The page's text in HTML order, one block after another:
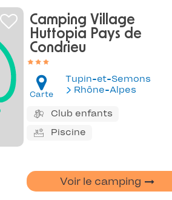
Camping Village
Huttopia Pays de
Condrieu
Carte
Tupin-et-Semons
Rhône-Alpes
Club enfants
Piscine
Voir le camping